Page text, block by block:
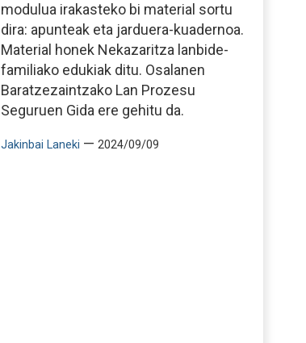
modulua irakasteko bi material sortu
dira: apunteak eta jarduera-kuadernoa.
Material honek Nekazaritza lanbide-
familiako edukiak ditu. Osalanen
Baratzezaintzako Lan Prozesu
Seguruen Gida ere gehitu da.
Jakinbai Laneki — 2024/09/09